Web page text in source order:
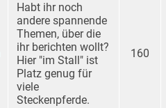
Habt ihr noch
andere spannende
Themen, über die
ihr berichten wollt?
Hier "im Stall" ist
Platz genug für
viele
Steckenpferde.
160